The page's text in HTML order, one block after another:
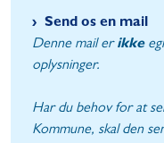
Send os en mail
Denne mail er ikke
oplysninger.
Har du behov for at
Kommune, skal den